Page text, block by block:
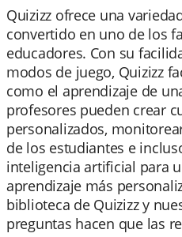
Quizizz ofrece una
convertido en uno de los
educadores. Con su
modos de juego, Quizizz
como el aprendizaje de
profesores pueden crear
personalizados,
de los estudiantes e
inteligencia artificial para
aprendizaje más
biblioteca de Quizizz y
preguntas hacen que las